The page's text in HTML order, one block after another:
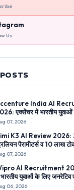
Us
India AI
एक्सेंचर में भारतीय
व एमएल कंप्यूटेशनल साइंस में
07, 2026
K3 AI Review 2026:
पैरामीटर्स व 10 लाख
Moonshot AI का क्रांति
07, 2026
AI Recruitment
युवाओं के लिए
लर्निंग में निकली बंपर सीधी
06, 2026